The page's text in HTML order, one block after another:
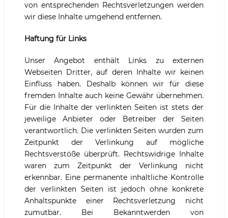
von entsprechenden Rechtsverletzungen werden
wir diese Inhalte umgehend entfernen.
Haftung für Links
Unser Angebot enthält Links zu externen
Webseiten Dritter, auf deren Inhalte wir keinen
Einfluss haben. Deshalb können wir für diese
fremden Inhalte auch keine Gewähr übernehmen.
Für die Inhalte der verlinkten Seiten ist stets der
jeweilige Anbieter oder Betreiber der Seiten
verantwortlich. Die verlinkten Seiten wurden zum
Zeitpunkt der Verlinkung auf mögliche
Rechtsverstöße überprüft. Rechtswidrige Inhalte
waren zum Zeitpunkt der Verlinkung nicht
erkennbar. Eine permanente inhaltliche Kontrolle
der verlinkten Seiten ist jedoch ohne konkrete
Anhaltspunkte einer Rechtsverletzung nicht
zumutbar. Bei Bekanntwerden von